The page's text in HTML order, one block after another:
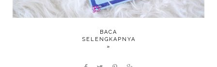
BACA
SELENGKAPNYA
»